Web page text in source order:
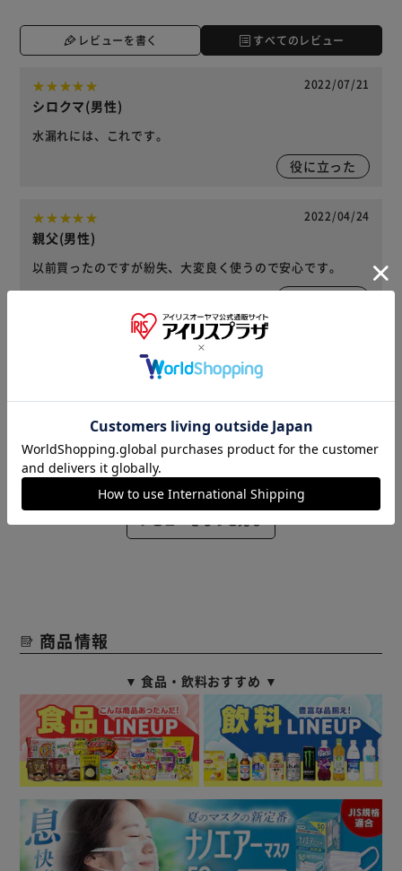
レビューを書く すべてのレビュー
2022/07/21
シロクマ(男性)
水漏れには、これです。
役に立った
2022/04/24
親父(男性)
以前買ったのですが紛失、大変良く使うので安心です。
気にしてなかったけど、ここに売ってるのを見て確認したら
ヒビが出来てるものがあり、他の商品と一緒に購入!置いて
おけばいざというとき使えるのでいい。
商品情報
▼ 食品・飲料おすすめ ▼